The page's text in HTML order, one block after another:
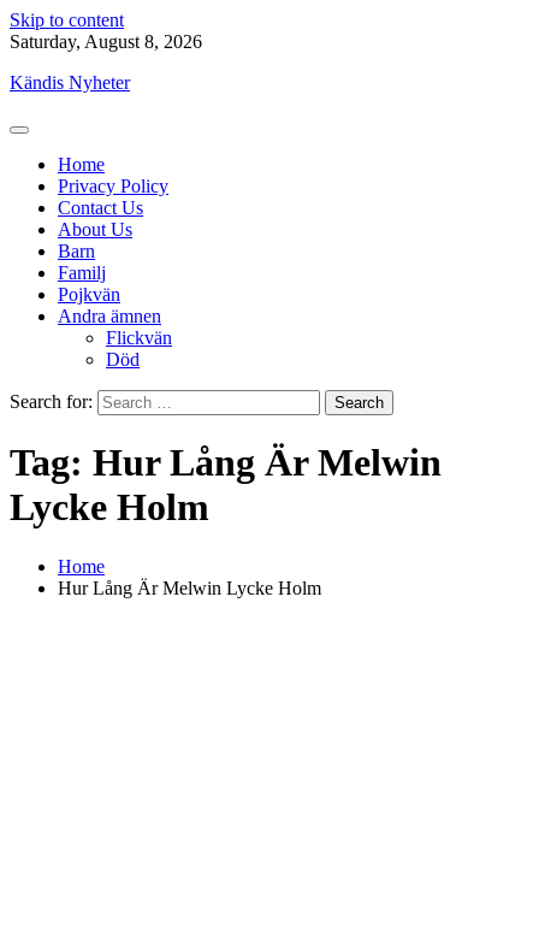
Skip to content
Saturday, August 8, 2026
Kändis Nyheter
Home
Privacy Policy
Contact Us
About Us
Barn
Familj
Pojkvän
Andra ämnen
Flickvän
Död
Search for:
Tag: Hur Lång Är Melwin
Lycke Holm
Home
Hur Lång Är Melwin Lycke Holm